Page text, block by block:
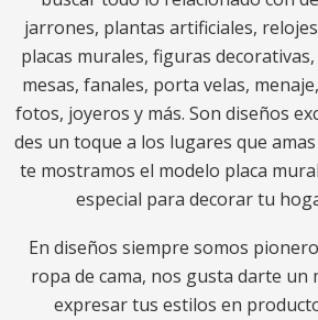
jarrones, plantas artificiales,
placas murales, figuras
mesas, fanales, porta velas,
fotos, joyeros y más. Son diseños
des un toque a los lugares que
te mostramos el modelo placa
especial para decorar tu
En diseños siempre somos
ropa de cama, nos gusta darte un
expresar tus estilos en